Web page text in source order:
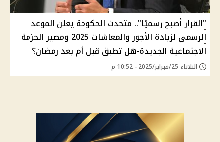
"القرار أصبح رسميًا".. متحدث الحكومة يعلن الموعد
الرسمي لزيادة الأجور والمعاشات 2025 ومصير الحزمة
الاجتماعية الجديدة-هل تطبق قبل أم بعد رمضان؟
الثلاثاء 25/فبراير/2025 - 10:52 م